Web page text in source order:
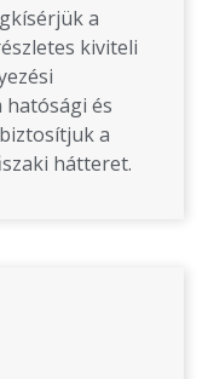
a
kiviteli
és
a
hátteret.